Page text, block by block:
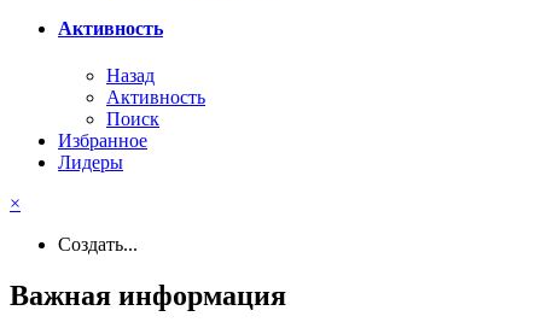
Активность
Назад
Активность
Поиск
Избранное
Лидеры
×
Создать...
Важная информация